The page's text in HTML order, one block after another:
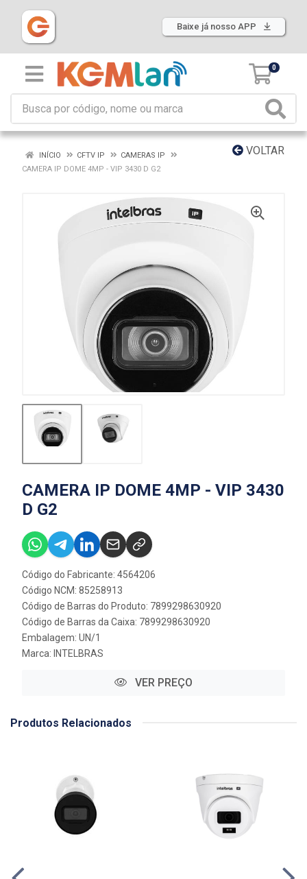
Baixe já nosso APP
0
VOLTAR
INÍCIO CFTV IP
CAMERAS IP
CAMERA IP DOME 4MP - VIP 3430 D G2
CAMERA IP DOME 4MP - VIP 3430
D G2
Código do Fabricante: 4564206
Código NCM: 85258913
Código de Barras do Produto: 7899298630920
Código de Barras da Caixa: 7899298630920
Embalagem: UN/1
Marca: INTELBRAS
VER PREÇO
Produtos Relacionados